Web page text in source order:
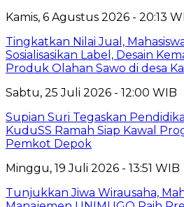
Kamis, 6 Agustus 2026 - 20:13
Tingkatkan Nilai Jual,
Sosialisasikan Label, Desain
Produk Olahan Sawo di desa
Sabtu, 25 Juli 2026 - 12:00 WIB
Supian Suri Tegaskan
KuduSS Ramah Siap Kawal
Pemkot Depok
Minggu, 19 Juli 2026 - 13:51 WIB
Tunjukkan Jiwa Wirausaha,